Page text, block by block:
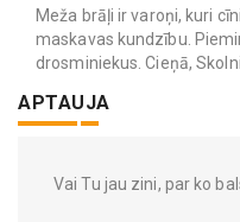
Meža brāļi ir varoņi, kuri
maskavas kundzību.
drosminiekus. Cieņā,
APTAUJA
Vai Tu jau zini, par ko